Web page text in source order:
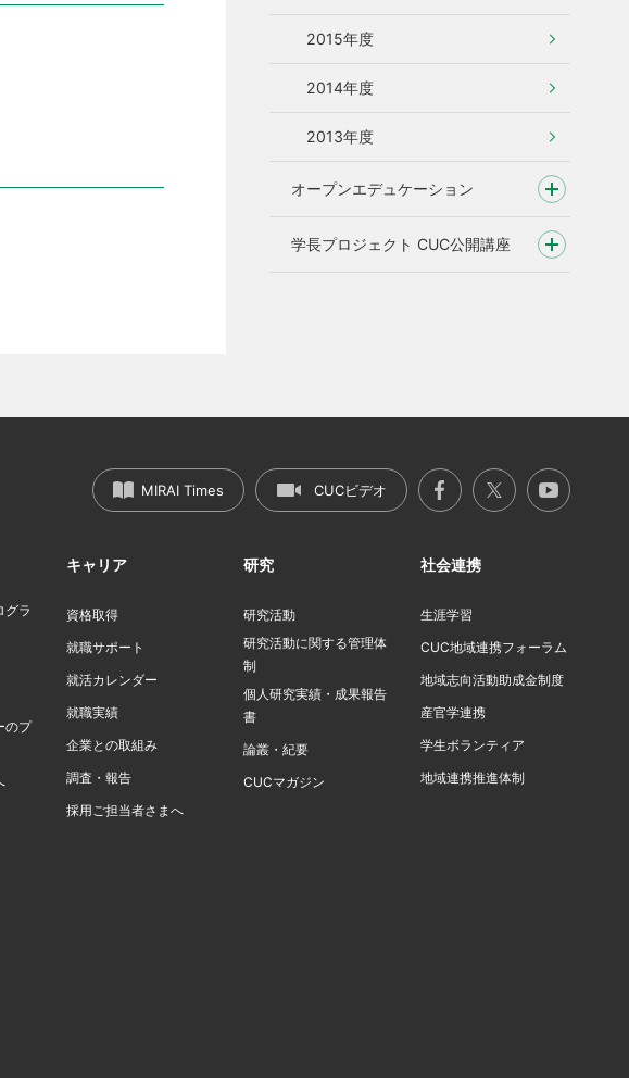
2015年度
2014年度
2013年度
オープンエデュケーション
学長プロジェクト CUC公開講座
MIRAI Times CUCビデオ
グラ
のプ
キャリア
資格取得
就職サポート
就活カレンダー
就職実績
企業との取組み
調査・報告
採用ご担当者さまへ
研究
研究活動
研究活動に関する管理体
制
個人研究実績・成果報告
書
論叢・紀要
CUCマガジン
社会連携
生涯学習
CUC地域連携フォーラム
地域志向活動助成金制度
産官学連携
学生ボランティア
地域連携推進体制